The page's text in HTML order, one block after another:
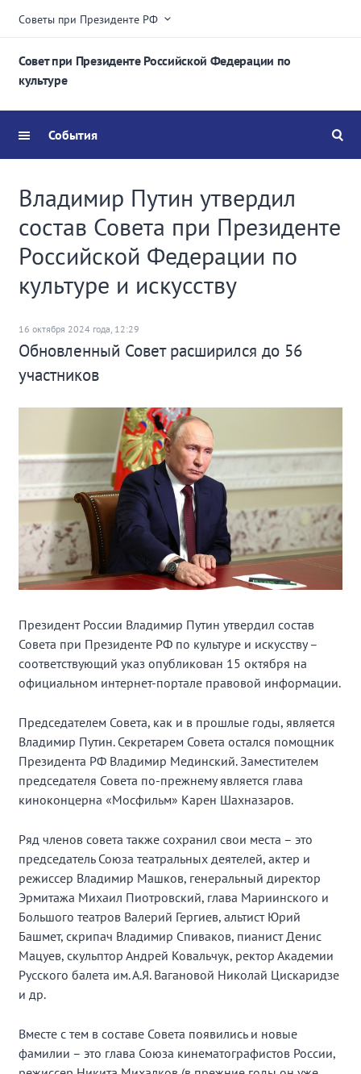
Советы при Президенте РФ
Совет при Президенте Российской Федерации по
культуре
События
Владимир Путин утвердил
состав Совета при Президенте
Российской Федерации по
культуре и искусству
16 октября 2024 года, 12:29
Обновленный Совет расширился до 56
участников
Президент России Владимир Путин утвердил состав
Совета при Президенте РФ по культуре и искусству –
соответствующий указ опубликован 15 октября на
официальном интернет-портале правовой информации.
Председателем Совета, как и в прошлые годы, является
Владимир Путин. Секретарем Совета остался помощник
Президента РФ Владимир Мединский. Заместителем
председателя Совета по-прежнему является глава
киноконцерна «Мосфильм» Карен Шахназаров.
Ряд членов совета также сохранил свои места – это
председатель Союза театральных деятелей, актер и
режиссер Владимир Машков, генеральный директор
Эрмитажа Михаил Пиотровский, глава Мариинского и
Большого театров Валерий Гергиев, альтист Юрий
Башмет, скрипач Владимир Спиваков, пианист Денис
Мацуев, скульптор Андрей Ковальчук, ректор Академии
Русского балета им. А.Я. Вагановой Николай Цискаридзе
и др.
Вместе с тем в составе Совета появились и новые
фамилии – это глава Союза кинематографистов России,